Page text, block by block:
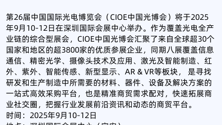
第26届中国国际光电博览会（CIOE中国光博会）将于2025
年9月10-12日在深圳国际会展中心举办。作为覆盖光电全产
业链的综合型展会，CIOE中国光博会汇聚了来自全球超30个
国家和地区的超3800家的优质参展企业，同期八展覆盖信息
通信、精密光学、摄像头技术及应用、激光及智能制造、红
外、紫外、智能传感、新型显示、AR & VR等板块， 是寻找
研发和生产制造中所需要的材料、器件、设备及解决方案的
一站式高效采购平台，也是精准商贸需求配对，快速拓展商
业社交圈，把握行业发展前沿资讯和动态的商贸平台。
时间：2025年9月10-12日